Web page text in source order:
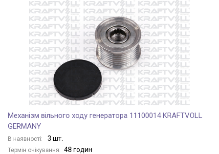
Механізм вільного ходу генератора 11100014 KRAFTVOLL
GERMANY
В наявності: 3 шт.
Термін очікування: 48 годин